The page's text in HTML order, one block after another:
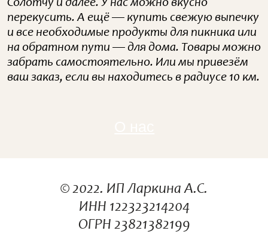
Солотчу и далее. У нас можно вкусно
перекусить. А ещё — купить свежую выпечку
и все необходимые продукты для пикника или
на обратном пути — для дома. Товары можно
забрать самостоятельно. Или мы привезём
ваш заказ, если вы находитесь в радиусе 10 км.
© 2022. ИП Ларкина А.С.
ИНН 122323214204
ОГРН 23821382199